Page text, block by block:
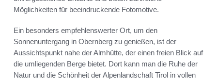
Möglichkeiten für beeindruckende Fotomotive.
Ein besonders empfehlenswerter Ort, um den
Sonnenuntergang in Obernberg zu genießen, ist der
Aussichtspunkt nahe der Almhütte, der einen freien Blick auf
die umliegenden Berge bietet. Dort kann man die Ruhe der
Natur und die Schönheit der Alpenlandschaft Tirol in vollen